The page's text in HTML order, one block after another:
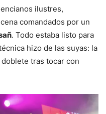
ilustres,
comandados por un
. Todo estaba listo para
hizo de las suyas: la
tras tocar con